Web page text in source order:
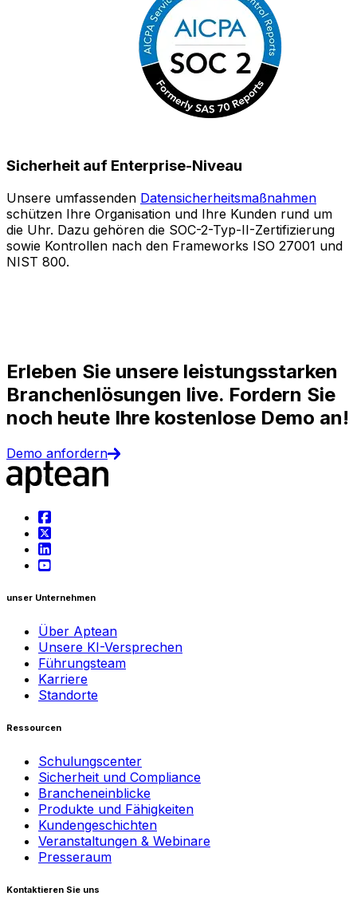
Sicherheit auf Enterprise-Niveau
Unsere umfassenden Datensicherheitsmaßnahmen
schützen Ihre Organisation und Ihre Kunden rund um
die Uhr. Dazu gehören die SOC-2-Typ-II-Zertifizierung
sowie Kontrollen nach den Frameworks ISO 27001 und
NIST 800.
Erleben Sie unsere leistungsstarken
Branchenlösungen live. Fordern Sie
noch heute Ihre kostenlose Demo an!
Demo anfordern
unser Unternehmen
Über Aptean
Unsere KI-Versprechen
Führungsteam
Karriere
Standorte
Ressourcen
Schulungscenter
Sicherheit und Compliance
Brancheneinblicke
Produkte und Fähigkeiten
Kundengeschichten
Veranstaltungen & Webinare
Presseraum
Kontaktieren Sie uns